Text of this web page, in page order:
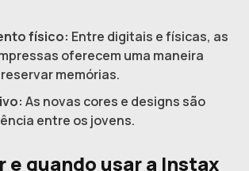
físico: Entre digitais e físicas, as
oferecem uma maneira
memórias.
As novas cores e designs são
entre os jovens.
e quando usar a Instax